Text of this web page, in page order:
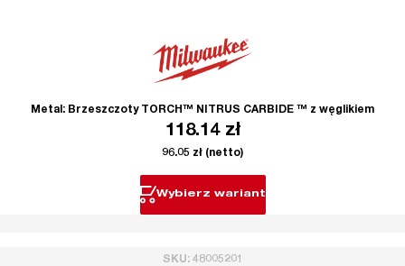
Metal: Brzeszczoty TORCH™ NITRUS CARBIDE ™ z węglikiem
118.14 zł
96.05 zł (netto)
Wybierz wariant
SKU: 48005201